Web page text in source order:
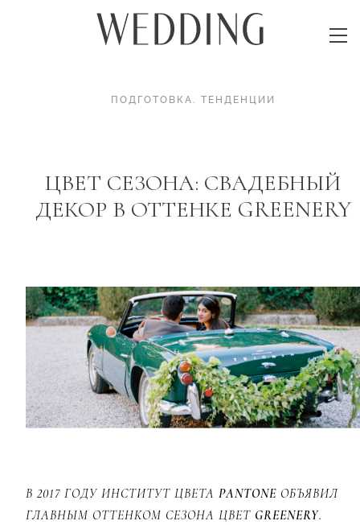
ПОДГОТОВКА. ТЕНДЕНЦИИ
ЦВЕТ СЕЗОНА: СВАДЕБНЫЙ
ДЕКОР В ОТТЕНКЕ GREENERY
В 2017 ГОДУ ИНСТИТУТ ЦВЕТА PANTONE ОБЪЯВИЛ
ГЛАВНЫМ ОТТЕНКОМ СЕЗОНА ЦВЕТ GREENERY.